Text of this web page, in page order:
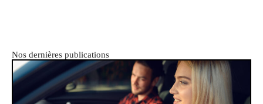
Nos dernières publications